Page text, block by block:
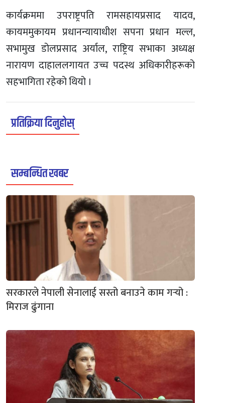
कार्यक्रममा उपराष्ट्रपति रामसहायप्रसाद यादव,
कायममुकायम प्रधानन्यायाधीश सपना प्रधान मल्ल,
सभामुख डोलप्रसाद अर्याल, राष्ट्रिय सभाका अध्यक्ष
नारायण दाहाललगायत उच्च पदस्थ अधिकारीहरूको
सहभागिता रहेको थियो ।
प्रतिक्रिया दिनुहोस्
सम्बन्धित खबर
सरकारले नेपाली सेनालाई सस्तो बनाउने काम गर्‍यो :
मिराज ढुंगाना